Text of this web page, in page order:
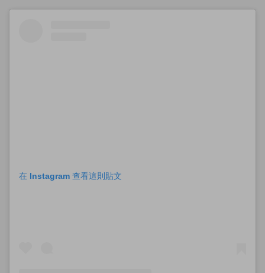
在 Instagram 查看這則貼文